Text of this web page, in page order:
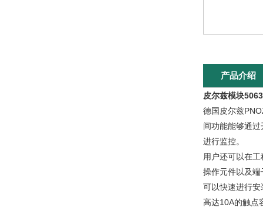
产品介绍
皮尔兹模块
德国皮尔兹
间功能能够通
进行监控。
用户还可以在
操作元件以及
可以快速进行
高达10A的触点